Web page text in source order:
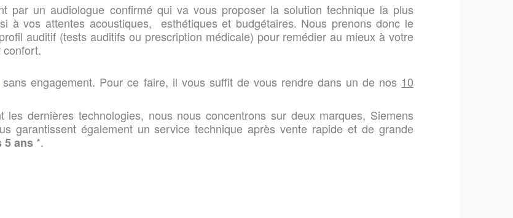
par un audiologue confirmé qui va vous proposer la solution technique la plus
à vos attentes acoustiques, esthétiques et budgétaires. Nous prenons donc le
auditif (tests auditifs ou prescription médicale) pour remédier au mieux à votre
confort.
sans engagement. Pour ce faire, il vous suffit de vous rendre dans un de nos 10
dernières technologies, nous nous concentrons sur deux marques, Siemens
garantissent également un service technique après vente rapide et de grande
5 ans *.